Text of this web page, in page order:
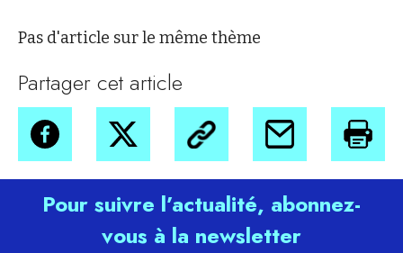
Pas d'article sur le même thème
Partager cet article
Pour suivre l’actualité, abonnez-
vous à la newsletter